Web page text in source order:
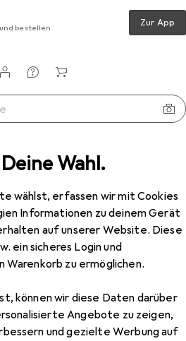
Wahl.
wählst, erfassen wir mit Cookies
Informationen zu deinem Gerät
auf unserer Website. Diese
ein sicheres Login und
Warenkorb zu ermöglichen.
können wir diese Daten darüber
Angebote zu zeigen,
und gezielte Werbung auf
bestellen Zur App
Kind Shock RAGE-i